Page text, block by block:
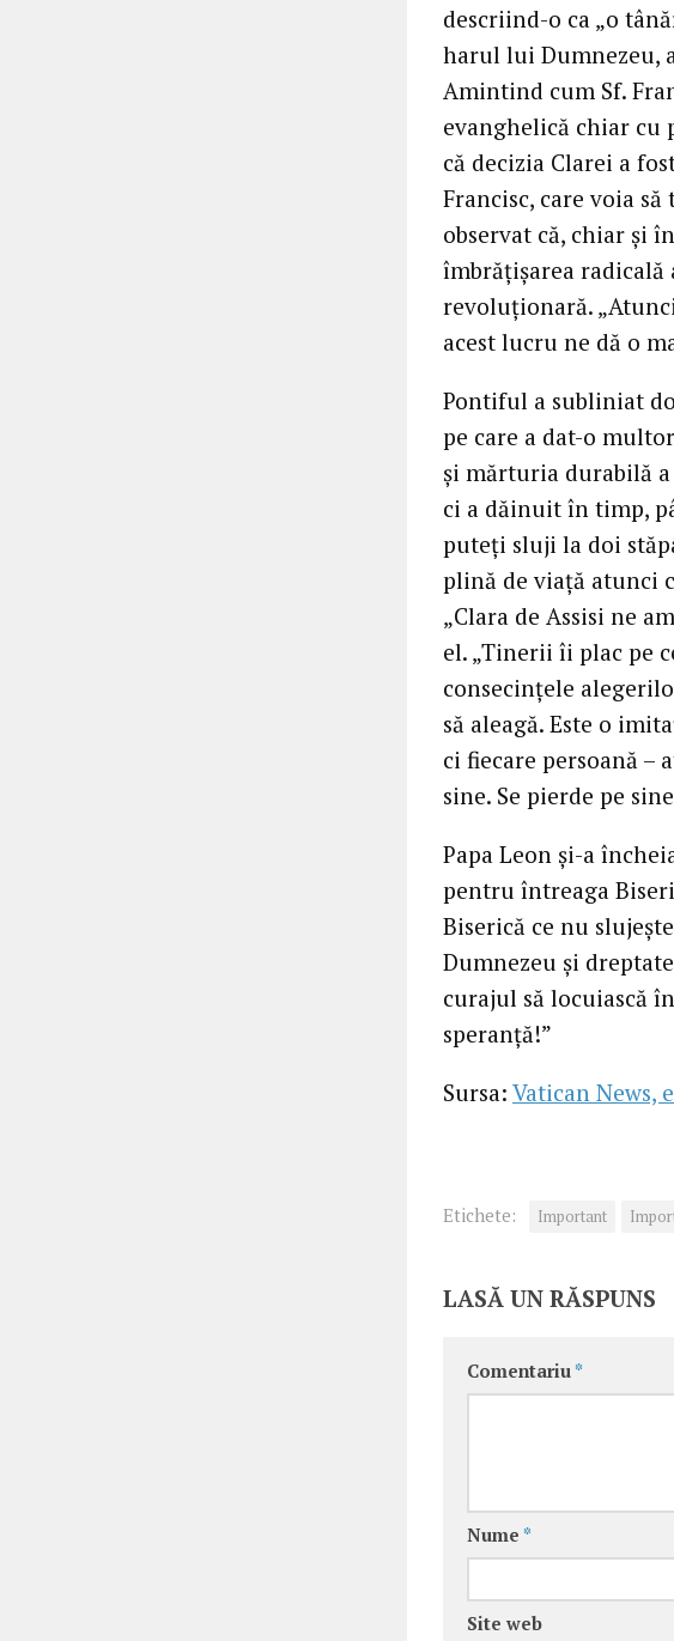
descriind-o ca „o
harul lui Dumnezeu,
Amintind cum Sf.
evanghelică chiar cu
că decizia Clarei a
Francisc, care voia
observat că, chiar și
îmbrățișarea radicală
revoluționară.
acest lucru ne dă o
Pontiful a subliniat
pe care a dat-o
și mărturia durabilă
ci a dăinuit în timp,
puteți sluji la doi
plină de viață atunci
„Clara de Assisi ne
el. „Tinerii îi plac pe
consecințele
să aleagă. Este o
ci fiecare persoană –
sine. Se pierde pe
Papa Leon și-a
pentru întreaga
Biserică ce nu
Dumnezeu și
curajul să locuiască
speranță!”
Sursa: Vatican News,
Etichete: Important
LASĂ UN RĂSPUNS
Comentariu *
Nume *
Site web